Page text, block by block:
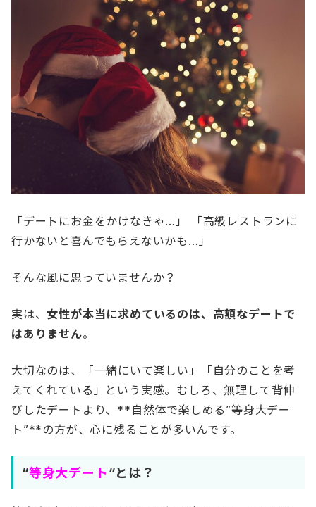
「デートにお金をかけなきゃ…」 「高級レストランに
行かないと喜んでもらえないかも…」
そんな風に思っていませんか？
実は、 女性が本当に求めているのは、高額なデートで
はありません。
大切なのは、「一緒にいて楽しい」「自分のことを考
えてくれている」という実感。むしろ、無理して背伸
びしたデートより、**自然体で楽しめる”等身大デー
ト”**の方が、心に残ることが多いんです。
“等身大デート“とは？